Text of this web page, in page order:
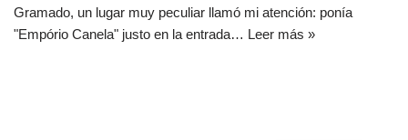
Gramado, un lugar muy peculiar llamó mi atención: ponía
"Empório Canela" justo en la entrada… Leer más »